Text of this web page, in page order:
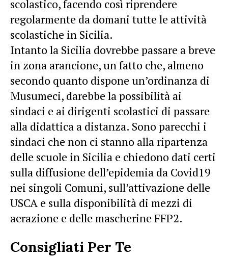
scolastico, facendo così riprendere
regolarmente da domani tutte le attività
scolastiche in Sicilia.
Intanto la Sicilia dovrebbe passare a breve
in zona arancione, un fatto che, almeno
secondo quanto dispone un’ordinanza di
Musumeci, darebbe la possibilità ai
sindaci e ai dirigenti scolastici di passare
alla didattica a distanza. Sono parecchi i
sindaci che non ci stanno alla ripartenza
delle scuole in Sicilia e chiedono dati certi
sulla diffusione dell’epidemia da Covid19
nei singoli Comuni, sull’attivazione delle
USCA e sulla disponibilità di mezzi di
aerazione e delle mascherine FFP2.
Consigliati Per Te